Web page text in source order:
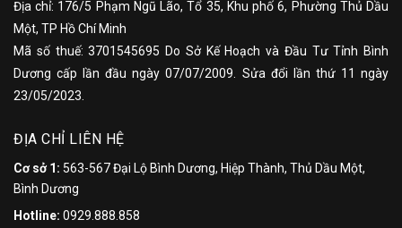
Địa chỉ: 176/5 Phạm Ngũ Lão, Tổ 35, Khu phố 6, Phường Thủ Dầu
Một, TP Hồ Chí Minh
Mã số thuế: 3701545695 Do Sở Kế Hoạch và Đầu Tư Tỉnh Bình
Dương cấp lần đầu ngày 07/07/2009. Sửa đổi lần thứ 11 ngày
23/05/2023.
ĐỊA CHỈ LIÊN HỆ
Cơ sở 1: 563-567 Đại Lộ Bình Dương, Hiệp Thành, Thủ Dầu Một,
Bình Dương
Hotline: 0929.888.858